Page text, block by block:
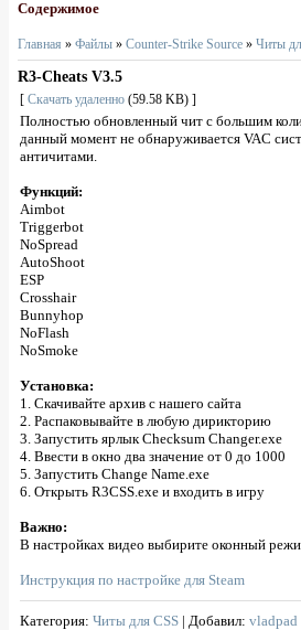
Содержимое
Главная » Файлы » Counter-Strike Source » Читы
R3-Cheats V3.5
[ Скачать удаленно (59.58 KB) ]
Полностью обновленный чит с большим
данный момент не обнаруживается VAC
античитами.
Функций:
Aimbot
Triggerbot
NoSpread
AutoShoot
ESP
Crosshair
Bunnyhop
NoFlash
NoSmoke
Установка:
1. Скачивайте архив с нашего сайта
2. Распаковывайте в любую дирикторию
3. Запустить ярлык Checksum Changer.exe
4. Ввести в окно два значение от 0 до 1000
5. Запустить Change Name.exe
6. Открыть R3CSS.exe и входить в игру
Важно:
В настройках видео выбирите оконный
Инструкция по настройке для Steam
Категория: Читы для CSS | Добавил: vladpad